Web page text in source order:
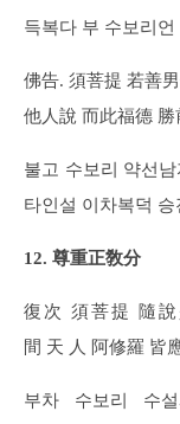
득복다 부 수보리언
佛告. 須菩提 若善
他人說 而此福德 勝
불고 수보리 약선
타인설 이차복덕 승
12. 尊重正敎分
復次 須菩提 隨
間 天 人 阿修羅 皆
부차 수보리 수